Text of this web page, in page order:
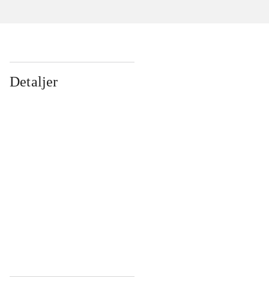
Detaljer